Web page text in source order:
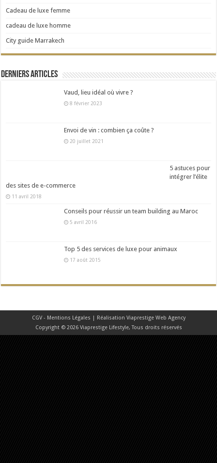
Cadeau de luxe femme
cadeau de luxe homme
City guide Marrakech
Derniers articles
Vaud, lieu idéal où vivre ?
8 février 2023
Envoi de vin : combien ça coûte ?
20 juillet 2021
5 astuces pour
intégrer l’élite
des sites de e-commerce
11 avril 2018
Conseils pour réussir un team building au Maroc
5 avril 2016
Top 5 des services de luxe pour animaux
17 août 2015
CGV - Mentions Légales | Réalisation Viaprestige Web Agency
Copyright © 2026 Viaprestige Lifestyle, Tous droits réservés